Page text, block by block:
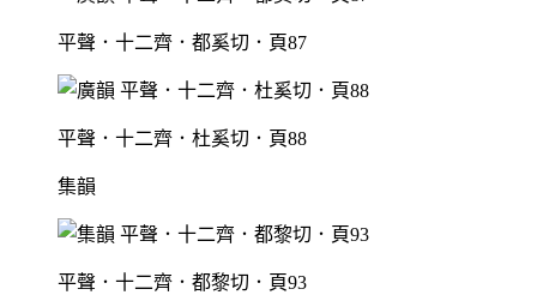
平聲．十二齊．都奚切．頁87
平聲．十二齊．杜奚切．頁88
集韻
平聲．十二齊．都黎切．頁93